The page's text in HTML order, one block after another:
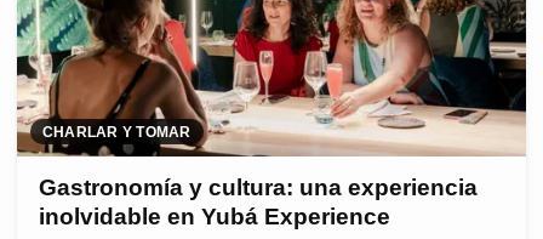
CHARLAR Y TOMAR
Gastronomía y cultura: una experiencia
inolvidable en Yubá Experience